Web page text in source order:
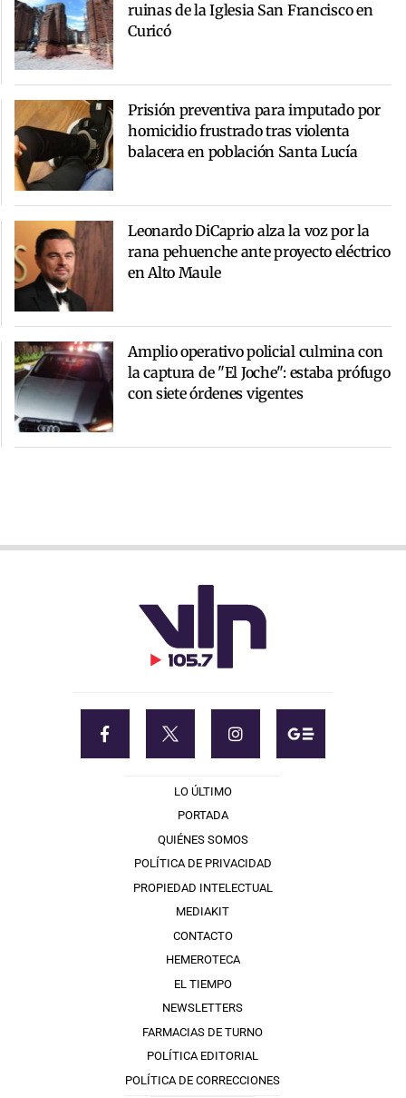
ruinas de la Iglesia San Francisco en
Curicó
Prisión preventiva para imputado por
homicidio frustrado tras violenta
balacera en población Santa Lucía
Leonardo DiCaprio alza la voz por la
rana pehuenche ante proyecto eléctrico
en Alto Maule
Amplio operativo policial culmina con
la captura de "El Joche": estaba prófugo
con siete órdenes vigentes
LO ÚLTIMO
PORTADA
QUIÉNES SOMOS
POLÍTICA DE PRIVACIDAD
PROPIEDAD INTELECTUAL
MEDIAKIT
CONTACTO
HEMEROTECA
EL TIEMPO
NEWSLETTERS
FARMACIAS DE TURNO
POLÍTICA EDITORIAL
POLÍTICA DE CORRECCIONES